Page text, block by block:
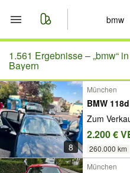
Start
Merkliste
Nachrichten
Anzeige aufgeben
1.561 Ergebnisse –„bmw“
Bayern
8
München
BMW
Zum
2.200 €
260.000 km
München